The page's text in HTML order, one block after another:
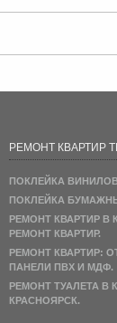
РЕМОНТ КВАРТИР
ПОКЛЕЙКА
ПОКЛЕЙКА
РЕМОНТ КВАРТИР В
РЕМОНТ КВАРТИР.
РЕМОНТ КВАРТИР:
ПАНЕЛИ ПВХ И МДФ.
РЕМОНТ ТУАЛЕТА В
КРАСНОЯРСК.